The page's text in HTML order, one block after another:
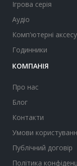
Ігрова серія
Аудіо
Комп'ютерні
Годинники
КОМПАНІЯ
Про нас
Блог
Контакти
Умови
Публічний договір
Політика